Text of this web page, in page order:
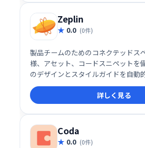
Zeplin
0.0 (0件)
製品チームのためのコネクテッドス
様、アセット、コードスニペットを
のデザインとスタイルガイドを自動的
詳しく見る
Coda
0.0 (0件)